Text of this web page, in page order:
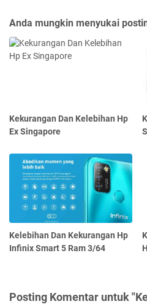
Anda mungkin menyukai
Kekurangan Dan Kelebihan Hp
Ex Singapore
Kelebihan Dan Kekurangan Hp
Infinix Smart 5 Ram 3/64
Posting Komentar untuk